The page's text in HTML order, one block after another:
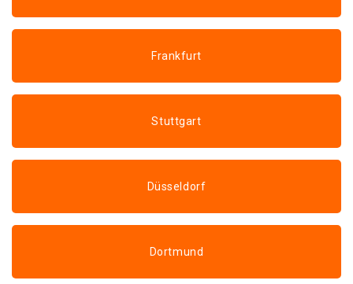
Frankfurt
Stuttgart
Düsseldorf
Dortmund